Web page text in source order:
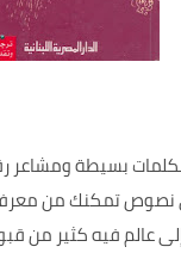
بسيطة ومشاعر
نصوص تمكنك من
عالم فيه كثير من